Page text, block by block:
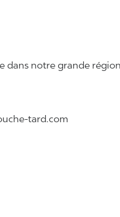
dans notre grande
tard.com